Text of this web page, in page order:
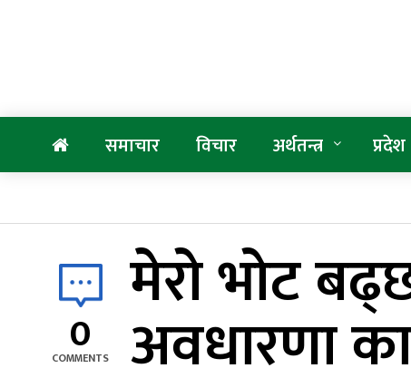
समाचार विचार अर्थतन्त्र प्रदेश
0
COMMENTS
मेरो भोट
अवधारणा